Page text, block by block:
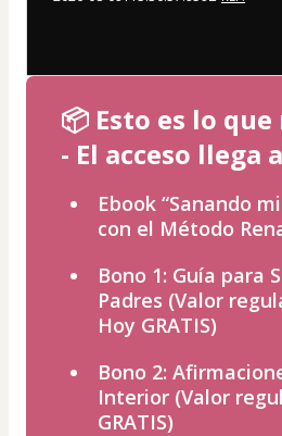
📦 Esto es lo que
- El acceso llega
Ebook “Sanando
con el Método
Bono 1: Guía para
Padres (Valor
Hoy GRATIS)
Bono 2:
Interior (Valor
GRATIS)